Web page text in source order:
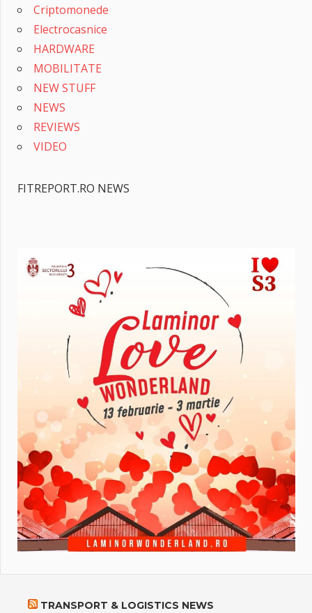
Criptomonede
Electrocasnice
HARDWARE
MOBILITATE
NEW STUFF
NEWS
REVIEWS
VIDEO
FITREPORT.RO NEWS
TRANSPORT & LOGISTICS NEWS